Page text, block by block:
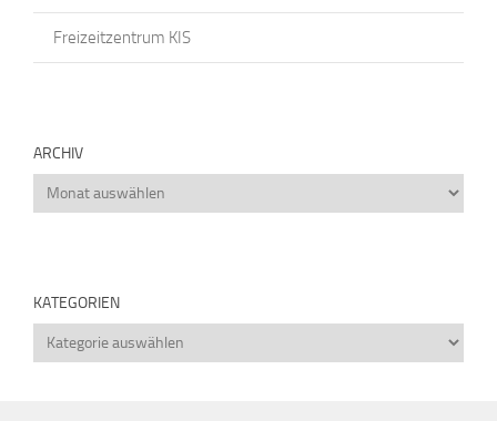
Freizeitzentrum KIS
ARCHIV
Archiv
KATEGORIEN
Kategorien